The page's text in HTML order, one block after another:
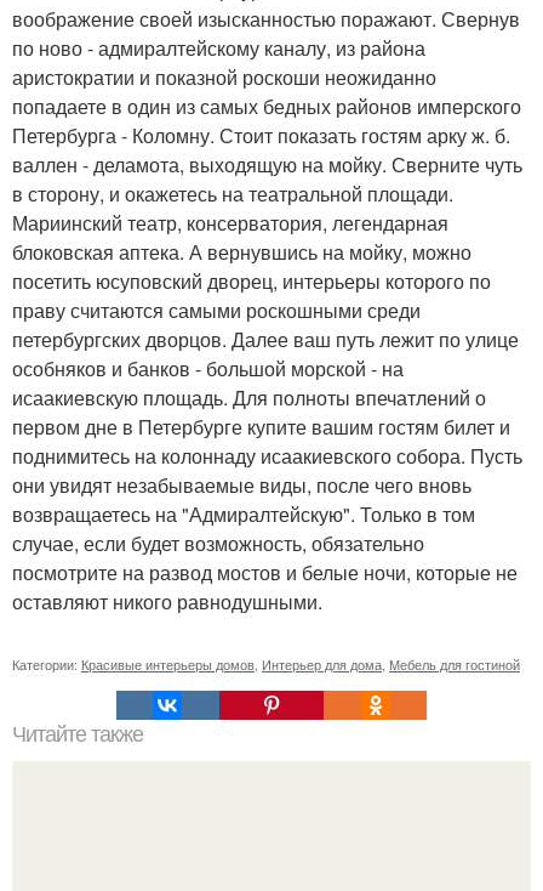
воображение своей изысканностью поражают. Свернув
по ново - адмиралтейскому каналу, из района
аристократии и показной роскоши неожиданно
попадаете в один из самых бедных районов имперского
Петербурга - Коломну. Стоит показать гостям арку ж. б.
валлен - деламота, выходящую на мойку. Сверните чуть
в сторону, и окажетесь на театральной площади.
Мариинский театр, консерватория, легендарная
блоковская аптека. А вернувшись на мойку, можно
посетить юсуповский дворец, интерьеры которого по
праву считаются самыми роскошными среди
петербургских дворцов. Далее ваш путь лежит по улице
особняков и банков - большой морской - на
исаакиевскую площадь. Для полноты впечатлений о
первом дне в Петербурге купите вашим гостям билет и
поднимитесь на колоннаду исаакиевского собора. Пусть
они увидят незабываемые виды, после чего вновь
возвращаетесь на "Адмиралтейскую". Только в том
случае, если будет возможность, обязательно
посмотрите на развод мостов и белые ночи, которые не
оставляют никого равнодушными.
Категории: Красивые интерьеры домов Интерьер для дома Мебель для гостиной
Читайте также